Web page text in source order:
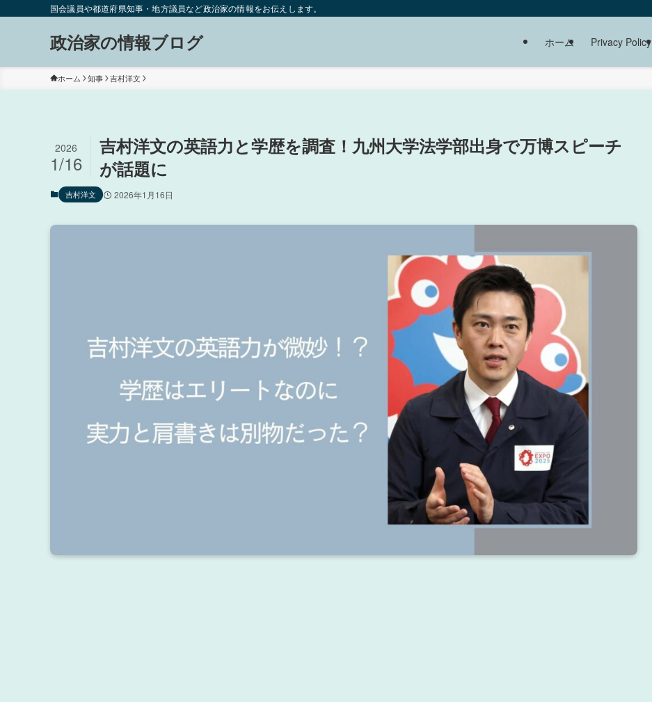
国会議員や都道府県知事・地方議員など政治家の情報をお伝えします。
政治家の情報ブログ ホーム Privacy Policy
ホーム 知事 吉村洋文
吉村洋文の英語力と学歴を調査！九州大学法学部出身で万博スピーチ
が話題に
2026
1/16
吉村洋文 2026年1月16日